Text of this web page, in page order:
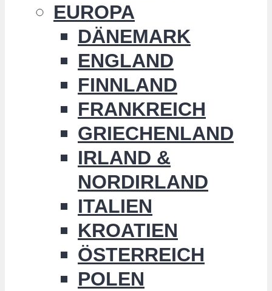
EUROPA
DÄNEMARK
ENGLAND
FINNLAND
FRANKREICH
GRIECHENLAND
IRLAND &
NORDIRLAND
ITALIEN
KROATIEN
ÖSTERREICH
POLEN